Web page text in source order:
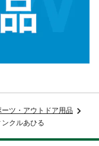
ーツ・アウトドア用品
クルあひる